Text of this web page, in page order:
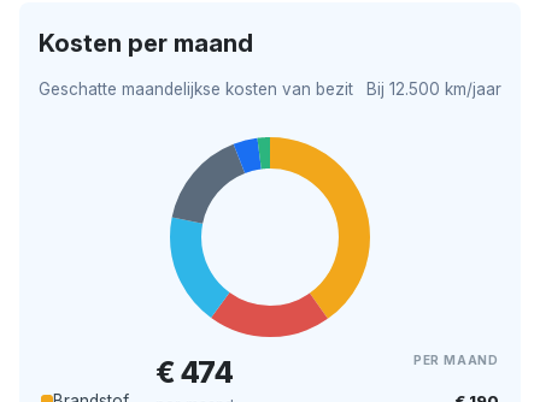
Kosten per maand
Geschatte maandelijkse kosten van bezit Bij 12.500 km/jaar
€ 474 PER MAAND